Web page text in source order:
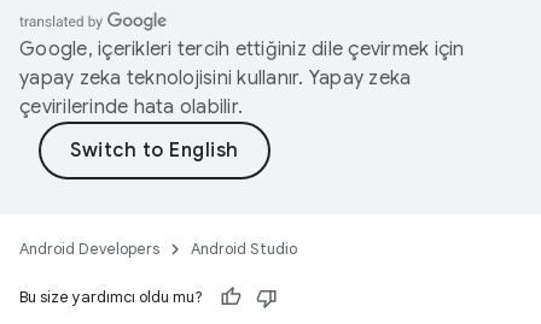
Google, içerikleri tercih ettiğiniz dile çevirmek için
yapay zeka teknolojisini kullanır. Yapay zeka
çevirilerinde hata olabilir.
Android Developers Android Studio
Bu size yardımcı oldu mu?